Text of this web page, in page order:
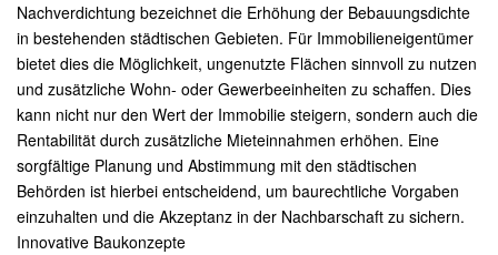
Nachverdichtung bezeichnet die Erhöhung der Bebauungsdichte
in bestehenden städtischen Gebieten. Für Immobilieneigentümer
bietet dies die Möglichkeit, ungenutzte Flächen sinnvoll zu nutzen
und zusätzliche Wohn- oder Gewerbeeinheiten zu schaffen. Dies
kann nicht nur den Wert der Immobilie steigern, sondern auch die
Rentabilität durch zusätzliche Mieteinnahmen erhöhen. Eine
sorgfältige Planung und Abstimmung mit den städtischen
Behörden ist hierbei entscheidend, um baurechtliche Vorgaben
einzuhalten und die Akzeptanz in der Nachbarschaft zu sichern.
Innovative Baukonzepte